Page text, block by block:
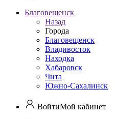
Благовещенск
Назад
Города
Благовещенск
Владивосток
Находка
Хабаровск
Чита
Южно-Сахалинск
ВойтиМой кабинет